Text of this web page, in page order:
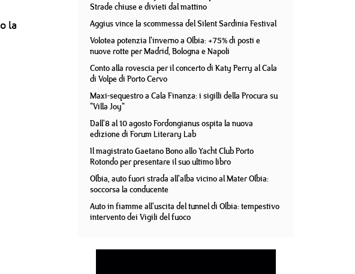
la
Strade chiuse e divieti dal mattino
Aggius vince la scommessa del Silent Sardinia Festival
Volotea potenzia l'inverno a Olbia: +75% di posti e
nuove rotte per Madrid, Bologna e Napoli
Conto alla rovescia per il concerto di Katy Perry al Cala
di Volpe di Porto Cervo
Maxi-sequestro a Cala Finanza: i sigilli della Procura su
"Villa Joy"
Dall'8 al 10 agosto Fordongianus ospita la nuova
edizione di Forum Literary Lab
Il magistrato Gaetano Bono allo Yacht Club Porto
Rotondo per presentare il suo ultimo libro
Olbia, auto fuori strada all'alba vicino al Mater Olbia:
soccorsa la conducente
Auto in fiamme all'uscita del tunnel di Olbia: tempestivo
intervento dei Vigili del fuoco